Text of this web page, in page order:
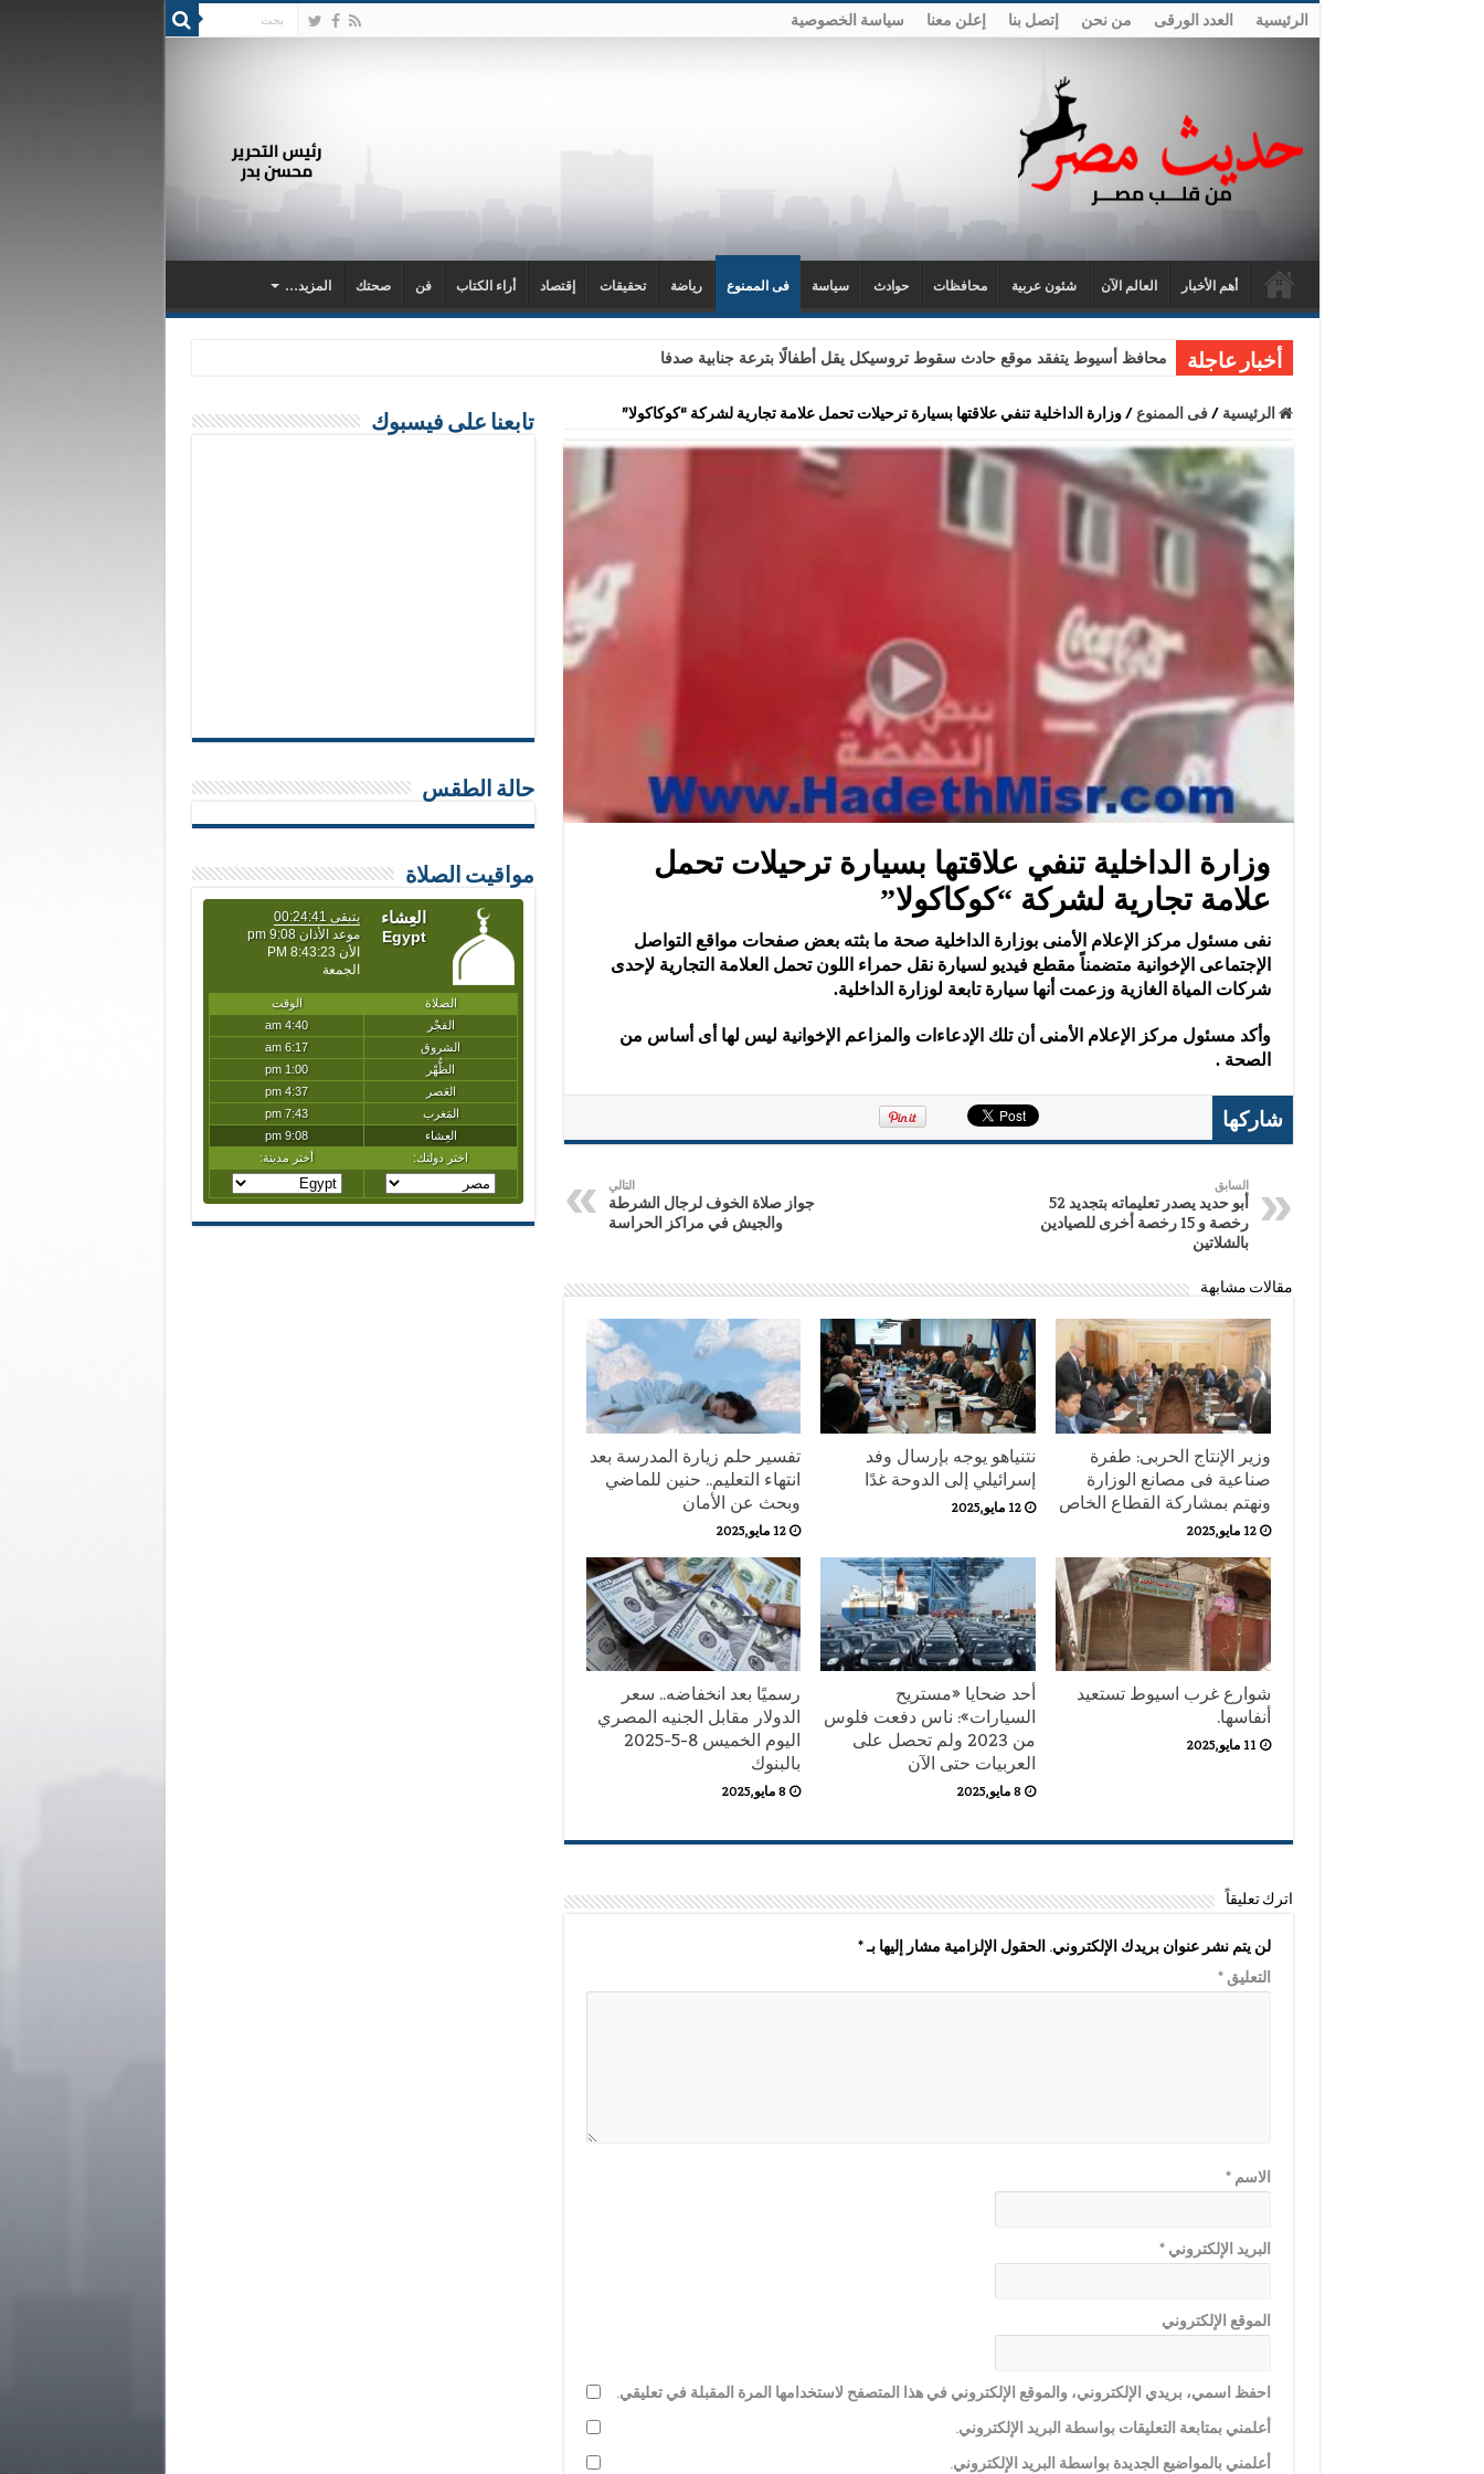
الرئيسية العدد الورقى من نحن إتصل بنا إعلن معنا سياسة الخصوصية
أهم الأخبار العالم الآن شئون عربية محافظات حوادث سياسة فى الممنوع رياضة تحقيقات إقتصاد أراء الكتاب فن صحتك المزيد…
أخبار عاجلة محافظ أسيوط يتفقد موقع حادث سقوط تروسيكل يقل أطفالًا بترعة جنابية صدفا
الرئيسية /فى الممنوع/وزارة الداخلية تنفي علاقتها بسيارة ترحيلات تحمل علامة تجارية لشركة “كوكاكولا”
وزارة الداخلية تنفي علاقتها بسيارة ترحيلات تحمل
علامة تجارية لشركة “كوكاكولا”
نفى مسئول مركز الإعلام الأمنى بوزارة الداخلية صحة ما بثته بعض صفحات مواقع التواصل
الإجتماعى الإخوانية متضمناً مقطع فيديو لسيارة نقل حمراء اللون تحمل العلامة التجارية لإحدى
شركات المياة الغازية وزعمت أنها سيارة تابعة لوزارة الداخلية.
وأكد مسئول مركز الإعلام الأمنى أن تلك الإدعاءات والمزاعم الإخوانية ليس لها أى أساس من
الصحة .
شاركها
السابق
أبو حديد يصدر تعليماته بتجديد 52
رخصة و 15 رخصة أخرى للصيادين
بالشلاتين
التالي
جواز صلاة الخوف لرجال الشرطة
والجيش في مراكز الحراسة
مقالات مشابهة
وزير الإنتاج الحربى: طفرة
صناعية فى مصانع الوزارة
ونهتم بمشاركة القطاع الخاص
12 مايو,2025
نتنياهو يوجه بإرسال وفد
إسرائيلي إلى الدوحة غدًا
12 مايو,2025
تفسير حلم زيارة المدرسة بعد
انتهاء التعليم.. حنين للماضي
وبحث عن الأمان
12 مايو,2025
شوارع غرب اسيوط تستعيد
أنفاسها.
11 مايو,2025
أحد ضحايا «مستريح
السيارات»: ناس دفعت فلوس
من 2023 ولم تحصل على
العربيات حتى الآن
8 مايو,2025
رسميًا بعد انخفاضه.. سعر
الدولار مقابل الجنيه المصري
اليوم الخميس 8-5-2025
بالبنوك
8 مايو,2025
اترك تعليقاً
لن يتم نشر عنوان بريدك الإلكتروني. الحقول الإلزامية مشار إليها بـ*
التعليق*
الاسم*
البريد الإلكتروني*
الموقع الإلكتروني
احفظ اسمي، بريدي الإلكتروني، والموقع الإلكتروني في هذا المتصفح لاستخدامها المرة المقبلة في تعليقي.
أعلمني بمتابعة التعليقات بواسطة البريد الإلكتروني.
أعلمني بالمواضيع الجديدة بواسطة البريد الإلكتروني.
تابعنا على فيسبوك
حالة الطقس
مواقيت الصلاة